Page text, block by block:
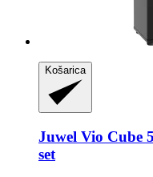
Košarica
Juwel Vio Cube
set